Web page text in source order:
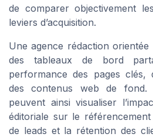
de comparer objectivement
leviers d’acquisition.
Une agence rédaction
des tableaux de bord
performance des pages clés,
des contenus web de fond.
peuvent ainsi visualiser
éditoriale sur le
de leads et la rétention des